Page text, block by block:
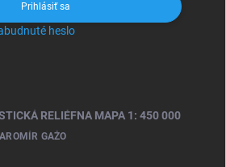
Prihlásiť sa
heslo
RELIÉFNA MAPA 1: 450 000
GAŽO